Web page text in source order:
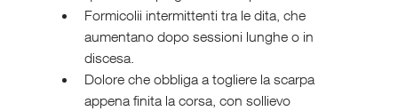
Formicolii intermittenti tra le dita, che
aumentano dopo sessioni lunghe o in
discesa.
Dolore che obbliga a togliere la scarpa
appena finita la corsa, con sollievo